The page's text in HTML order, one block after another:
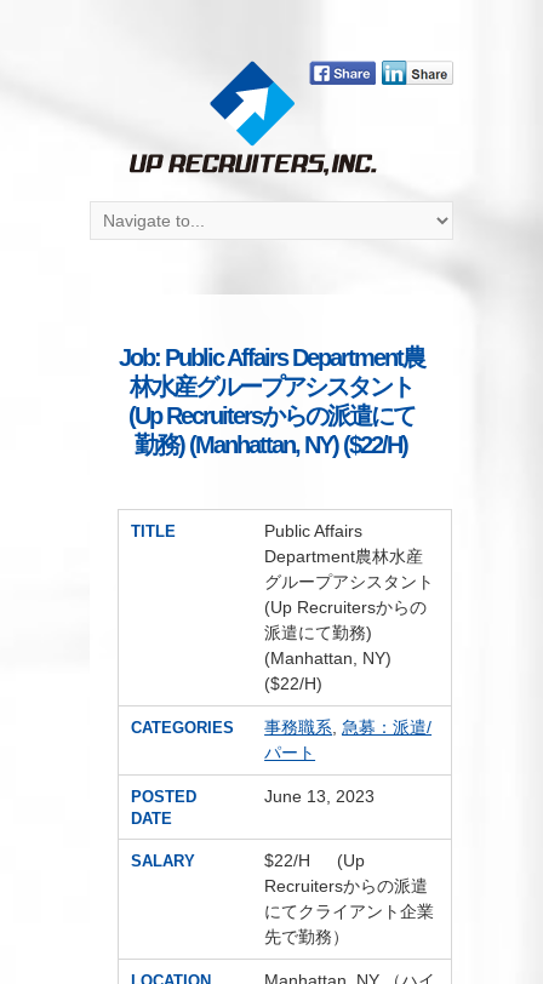
Job: Public Affairs Department農
林水産グループアシスタント
(Up Recruitersからの派遣にて
勤務) (Manhattan, NY) ($22/H)
TITLE
Public Affairs
Department農林水産
グループアシスタント
(Up Recruitersからの
派遣にて勤務)
(Manhattan, NY)
($22/H)
CATEGORIES 事務職系 ,急募：派遣/
パート
POSTED
DATE
June 13, 2023
SALARY
$22/H (Up
Recruitersからの派遣
にてクライアント企業
先で勤務）